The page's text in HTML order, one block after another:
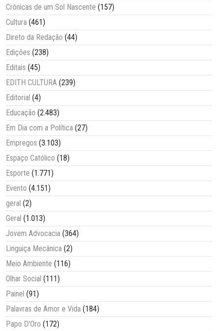
Crônicas de um Sol Nascente (157)
Cultura (461)
Direto da Redação (44)
Edições (238)
Editais (45)
EDITH CULTURA (239)
Editorial (4)
Educação (2.483)
Em Dia com a Política (27)
Empregos (3.103)
Espaço Católico (18)
Esporte (1.771)
Evento (4.151)
geral (2)
Geral (1.013)
Jovem Advocacia (364)
Linguiça Mecânica (2)
Meio Ambiente (116)
Olhar Social (111)
Painel (91)
Palavras de Amor e Vida (184)
Papo D'Oro (172)